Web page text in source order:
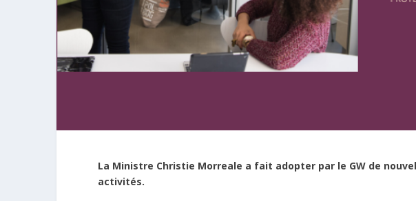
La Ministre Christie Morreale a fait adopter par le GW de
activités.